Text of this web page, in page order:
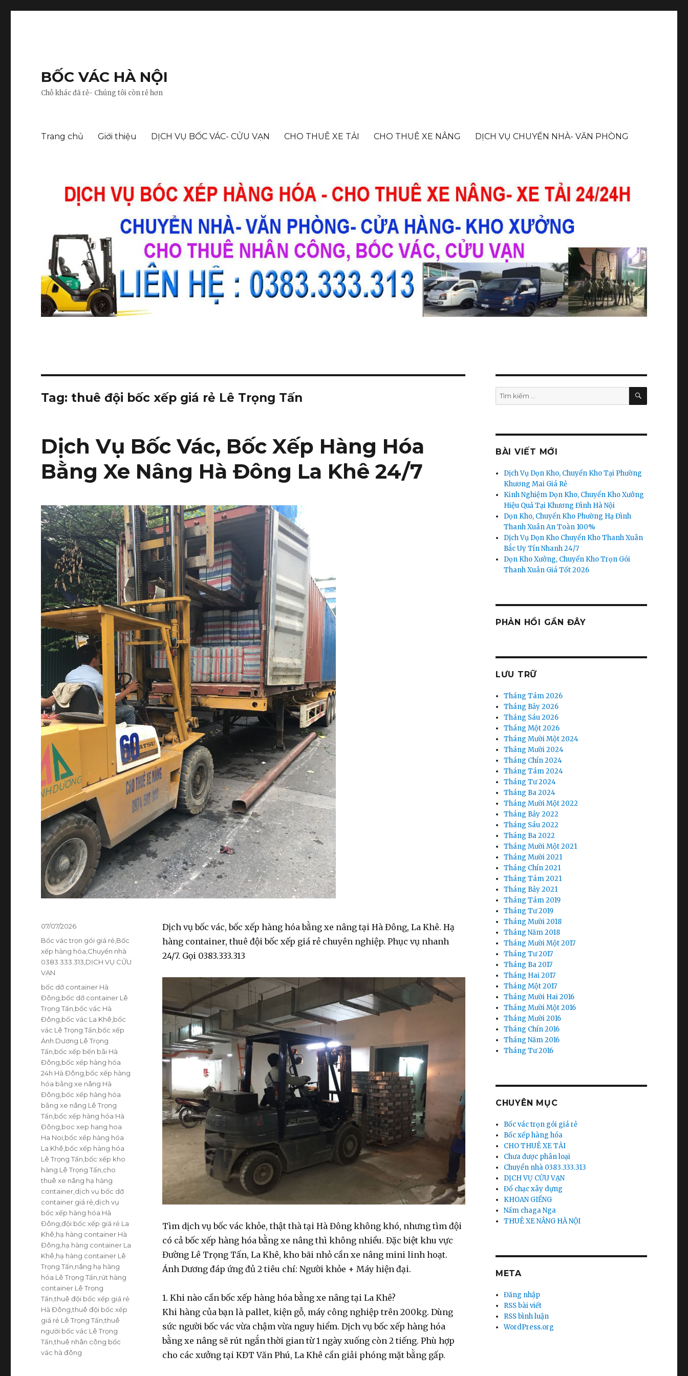
BỐC VÁC HÀ NỘI
Chỗ khác đã rẻ- Chúng tôi còn rẻ hơn
Trang chủ Giới thiệu DỊCH VỤ BỐC VÁC- CỬU VẠN CHO THUÊ XE TẢI CHO THUÊ XE NÂNG DỊCH VỤ CHUYỂN NHÀ- VĂN PHÒNG
Tag: thuê đội bốc xếp giá rẻ Lê Trọng Tấn
Dịch Vụ Bốc Vác, Bốc Xếp Hàng Hóa
Bằng Xe Nâng Hà Đông La Khê 24/7
Dịch vụ bốc vác, bốc xếp hàng hóa bằng xe nâng tại Hà Đông, La Khê. Hạ
hàng container, thuê đội bốc xếp giá rẻ chuyên nghiệp. Phục vụ nhanh
24/7. Gọi 0383.333.313
Tìm dịch vụ bốc vác khỏe, thật thà tại Hà Đông không khó, nhưng tìm đội
có cảbốc xếp hàng hóa bằng xe nângthì không nhiều. Đặc biệt khu vực
Đường Lê Trọng Tấn, La Khê, kho bãi nhỏ cần xe nâng mini linh hoạt.
Ánh Dương đáp ứng đủ 2 tiêu chí: Người khỏe + Máy hiện đại.
1. Khi nào cần bốc xếp hàng hóa bằng xe nâng tại La Khê?
Khi hàng của bạn là pallet, kiện gỗ, máy công nghiệp trên 200kg. Dùng
sức ngườibốc vác vừa chậm vừa nguy hiểm. Dịch vụ bốc xếp hàng hóa
bằng xe nângsẽ rút ngắn thời gian từ 1 ngày xuống còn 2 tiếng. Phù hợp
cho các xưởng tại KĐT Văn Phú, La Khê cần giải phóng mặt bằng gấp.
Đăng
vào
ngày
07/07/2026
Danh
mục
Bốc vác trọn gói giá rẻ Bốc
xếp hàng hóa Chuyển nhà
0383.333.313 DỊCH VỤ CỬU
VẠN
Thẻ
bốc dỡ container Hà
Đông bốc dỡ container Lê
Trọng Tấn bốc vác Hà
Đông bốc vác La Khê bốc
vác Lê Trọng Tấn bốc xếp
Ánh Dương Lê Trọng
Tấn bốc xếp bến bãi Hà
Đông bốc xếp hàng hóa
24h Hà Đông bốc xếp hàng
hóa bằng xe nâng Hà
Đông bốc xếp hàng hóa
bằng xe nâng Lê Trọng
Tấn bốc xếp hàng hóa Hà
Đông boc xep hang hoa
Ha Noi bốc xếp hàng hóa
La Khê bốc xếp hàng hóa
Lê Trọng Tấn bốc xếp kho
hàng Lê Trọng Tấn cho
thuê xe nâng hạ hàng
container dịch vụ bốc dỡ
container giá rẻ dịch vụ
bốc xếp hàng hóa Hà
Đông ,đội bốc xếp giá rẻ La
Khê hạ hàng container Hà
Đông hạ hàng container La
Khê hạ hàng container Lê
Trọng Tấn nâng hạ hàng
hóa Lê Trọng Tấn rút hàng
container Lê Trọng
Tấn ,thuê đội bốc xếp giá rẻ
Hà Đông ,thuê đội bốc xếp
giá rẻ Lê Trọng Tấn ,thuê
người bốc vác Lê Trọng
Tấn ,thuê nhân công bốc
vác hà đông
Tìm
kiếm:
TÌM
BÀI VIẾT MỚI
Dịch Vụ Dọn Kho, Chuyển Kho Tại Phường
Khương Mai Giá Rẻ
Kinh Nghiệm Dọn Kho, Chuyển Kho Xưởng
Hiệu Quả Tại Khương Đình Hà Nội
Dọn Kho, Chuyển Kho Phường Hạ Đình
Thanh Xuân An Toàn 100%
Dịch Vụ Dọn Kho Chuyển Kho Thanh Xuân
Bắc Uy Tín Nhanh 24/7
Dọn Kho Xưởng, Chuyển Kho Trọn Gói
Thanh Xuân Giá Tốt 2026
PHẢN HỒI GẦN ĐÂY
LƯU TRỮ
Tháng Tám 2026
Tháng Bảy 2026
Tháng Sáu 2026
Tháng Một 2026
Tháng Mười Một 2024
Tháng Mười 2024
Tháng Chín 2024
Tháng Tám 2024
Tháng Tư 2024
Tháng Ba 2024
Tháng Mười Một 2022
Tháng Bảy 2022
Tháng Sáu 2022
Tháng Ba 2022
Tháng Mười Một 2021
Tháng Mười 2021
Tháng Chín 2021
Tháng Tám 2021
Tháng Bảy 2021
Tháng Tám 2019
Tháng Tư 2019
Tháng Mười 2018
Tháng Năm 2018
Tháng Mười Một 2017
Tháng Tư 2017
Tháng Ba 2017
Tháng Hai 2017
Tháng Một 2017
Tháng Mười Hai 2016
Tháng Mười Một 2016
Tháng Mười 2016
Tháng Chín 2016
Tháng Năm 2016
Tháng Tư 2016
CHUYÊN MỤC
Bốc vác trọn gói giá rẻ
Bốc xếp hàng hóa
CHO THUÊ XE TẢI
Chưa được phân loại
Chuyển nhà 0383.333.313
DỊCH VỤ CỬU VẠN
Đổ chạc xây dựng
KHOAN GIẾNG
Nấm chaga Nga
THUÊ XE NÂNG HÀ NỘI
META
Đăng nhập
RSS bài viết
RSS bình luận
WordPress.org